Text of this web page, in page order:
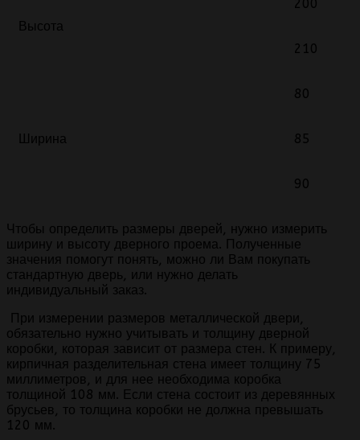
Высота
200
210
Ширина
80
85
90
Чтобы определить размеры дверей, нужно измерить
ширину и высоту дверного проема. Полученные
значения помогут понять, можно ли Вам покупать
стандартную дверь, или нужно делать
индивидуальный заказ.
При измерении размеров металлической двери,
обязательно нужно учитывать и толщину дверной
коробки, которая зависит от размера стен. К примеру,
кирпичная разделительная стена имеет толщину 75
миллиметров, и для нее необходима коробка
толщиной 108 мм. Если стена состоит из деревянных
брусьев, то толщина коробки не должна превышать
120 мм.